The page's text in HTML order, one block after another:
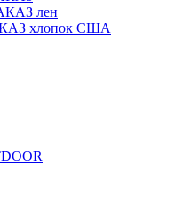
лен
хлопок США